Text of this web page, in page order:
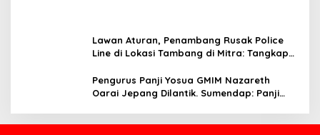
Lawan Aturan, Penambang Rusak Police
Line di Lokasi Tambang di Mitra: Tangkap
Pengurus Panji Yosua GMIM Nazareth
Oarai Jepang Dilantik. Sumendap: Panji